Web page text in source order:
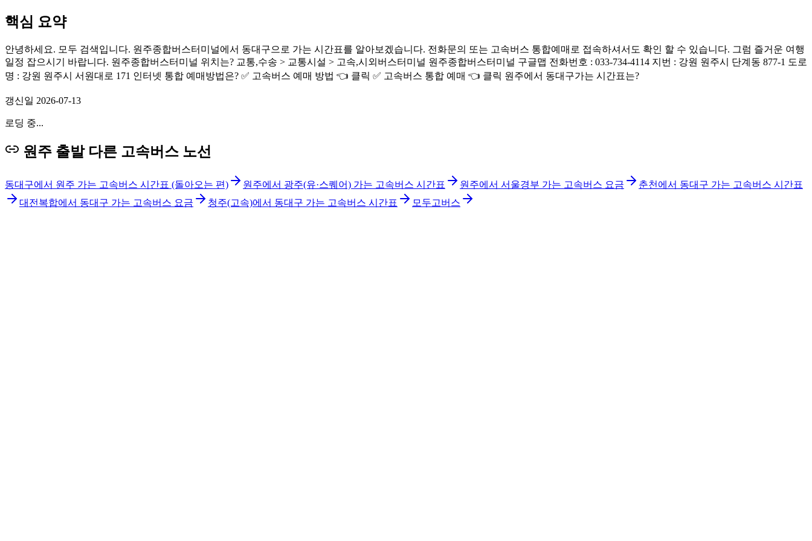
핵심 요약
안녕하세요. 모두 검색입니다. 원주종합버스터미널에서 동대구으로 가는 시간표를 알아보겠습니다. 전화문의 또는 고속버스 통합예매로 접속하셔서도 확인 할 수 있습니다. 그럼 즐거운 여행
일정 잡으시기 바랍니다. 원주종합버스터미널 위치는? 교통,수송 > 교통시설 > 고속,시외버스터미널 원주종합버스터미널 구글맵 전화번호 : 033-734-4114 지번 : 강원 원주시 단계동 877-1 도로
명 : 강원 원주시 서원대로 171 인터넷 통합 예매방법은? ✅ 고속버스 예매 방법 👈 클릭 ✅ 고속버스 통합 예매 👈 클릭 원주에서 동대구가는 시간표는?
갱신일 2026-07-13
로딩 중...
원주 출발 다른 고속버스 노선
동대구에서 원주 가는 고속버스 시간표 (돌아오는 편) 원주에서 광주(유·스퀘어) 가는 고속버스 시간표 원주에서 서울경부 가는 고속버스 요금
춘천에서 동대구 가는 고속버스 시간표
대전복합에서 동대구 가는 고속버스 요금
청주(고속)에서 동대구 가는 고속버스 시간표 모두고버스